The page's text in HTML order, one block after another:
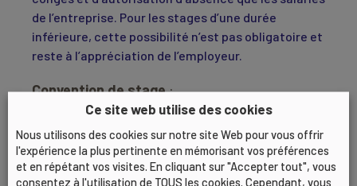
de l’entreprise. Pour les stages d’une durée
inférieure, cette possibilité n’est pas obligatoire et
reste à l’appréciation de l’employeur.
Convention de stage:
Un stage est obligatoirement régi par une
convention de stage, sans laquelle il ne
pourra pas être reconnu.
La convention devra être signée entre les
Ce site web utilise des cookies
Nous utilisons des cookies sur notre site Web pour vous offrir
l'expérience la plus pertinente en mémorisant vos préférences
et en répétant vos visites. En cliquant sur "Accepter tout", vous
consentez à l'utilisation de TOUS les cookies. Cependant, vous